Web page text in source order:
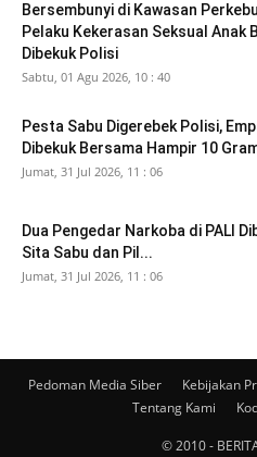
Bersembunyi di Kawasan
Pelaku Kekerasan Seksual Anak
Dibekuk Polisi
Sabtu, 01 Agu 2026, 10 : 40
Pesta Sabu Digerebek Polisi,
Dibekuk Bersama Hampir 10
Jumat, 31 Jul 2026, 11 : 06
Dua Pengedar Narkoba di PALI
Sita Sabu dan Pil...
Jumat, 31 Jul 2026, 11 : 06
Pedoman Media Siber Kebijakan
Tentang Kami
© 2010 -